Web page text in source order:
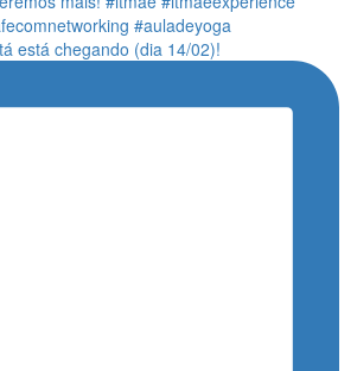
está chegando (dia 14/02)!